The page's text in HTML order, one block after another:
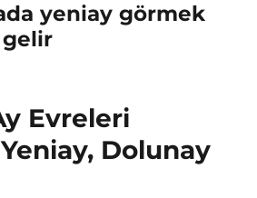
yeniay görmek
gelir
Evreleri
Dolunay